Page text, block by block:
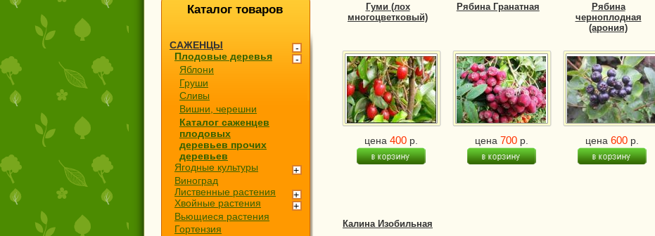
Каталог товаров
САЖЕНЦЫ
Плодовые деревья
Яблони
Груши
Сливы
Вишни, черешни
Каталог саженцев
плодовых
деревьев прочих
деревьев
Ягодные культуры
Виноград
Лиственные растения
Хвойные растения
Вьющиеся растения
Гортензия
Гуми (лох
многоцветковый)
цена 400 р.
Калина Изобильная
Рябина Гранатная
цена 700р.
Рябина
черноплодная
(арония)
цена 600р.